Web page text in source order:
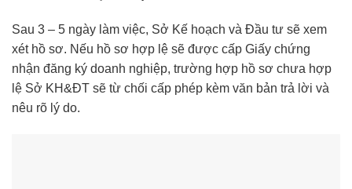
Sau 3 – 5 ngày làm việc, Sở Kế hoạch và Đầu tư sẽ xem
xét hồ sơ. Nếu hồ sơ hợp lệ sẽ được cấp Giấy chứng
nhận đăng ký doanh nghiệp, trường hợp hồ sơ chưa hợp
lệ Sở KH&ĐT sẽ từ chối cấp phép kèm văn bản trả lời và
nêu rõ lý do.